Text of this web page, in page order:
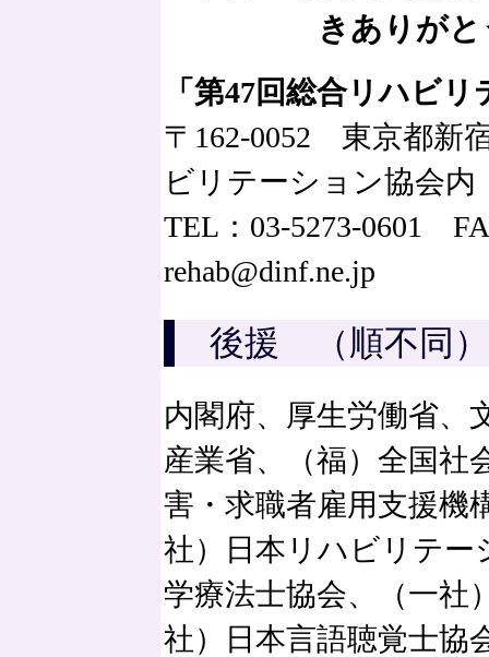
きありが
「第47回総合リハビ
〒162-0052 東京都新
ビリテーション協会内
TEL：03-5273-0601
rehab@dinf.ne.jp
後援 （順不同）
内閣府、厚生労働省、
産業省、（福）全国社
害・求職者雇用支援機
社）日本リハビリテー
学療法士協会、（一社
社）日本言語聴覚士協